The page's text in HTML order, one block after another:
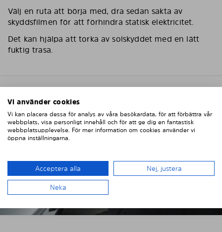
Välj en ruta att börja med, dra sedan sakta av
skyddsfilmen för att förhindra statisk elektricitet.
Det kan hjälpa att torka av solskyddet med en lätt
fuktig trasa.
Vi använder cookies
Vi kan placera dessa för analys av våra besökardata, för att förbättra vår
webbplats, visa personligt innehåll och för att ge dig en fantastisk
webbplatsupplevelse. För mer information om cookies använder vi
öppna inställningarna.
Acceptera alla Nej, justera
Neka